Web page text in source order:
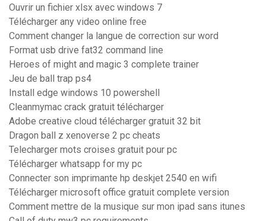
Ouvrir un fichier xlsx avec windows 7
Télécharger any video online free
Comment changer la langue de correction sur word
Format usb drive fat32 command line
Heroes of might and magic 3 complete trainer
Jeu de ball trap ps4
Install edge windows 10 powershell
Cleanmymac crack gratuit télécharger
Adobe creative cloud télécharger gratuit 32 bit
Dragon ball z xenoverse 2 pc cheats
Telecharger mots croises gratuit pour pc
Télécharger whatsapp for my pc
Connecter son imprimante hp deskjet 2540 en wifi
Télécharger microsoft office gratuit complete version
Comment mettre de la musique sur mon ipad sans itunes